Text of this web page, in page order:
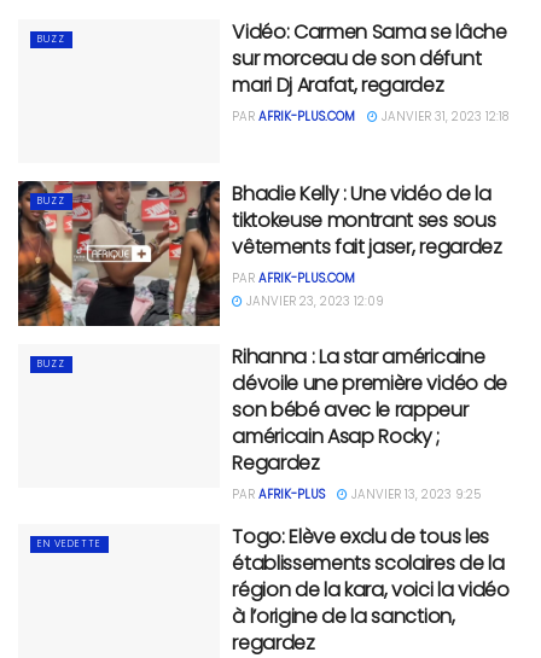
BUZZ
Vidéo: Carmen Sama se lâche
sur morceau de son défunt
mari Dj Arafat, regardez
PAR AFRIK-PLUS.COM JANVIER 31, 2023 12:18
BUZZ
Bhadie Kelly : Une vidéo de la
tiktokeuse montrant ses sous
vêtements fait jaser, regardez
PAR AFRIK-PLUS.COM
JANVIER 23, 2023 12:09
BUZZ
Rihanna : La star américaine
dévoile une première vidéo de
son bébé avec le rappeur
américain Asap Rocky ;
Regardez
PAR AFRIK-PLUS JANVIER 13, 2023 9:25
EN VEDETTE
Togo: Elève exclu de tous les
établissements scolaires de la
région de la kara, voici la vidéo
à l’origine de la sanction,
regardez